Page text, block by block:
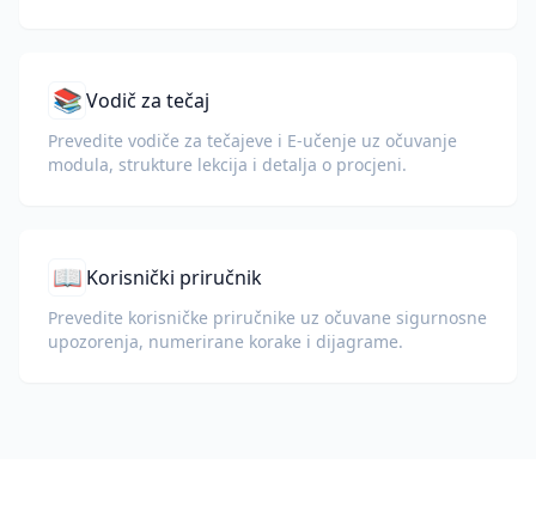
📚Vodič za tečaj
Prevedite vodiče za tečajeve i E-učenje uz očuvanje
modula, strukture lekcija i detalja o procjeni.
📖 Korisnički priručnik
Prevedite korisničke priručnike uz očuvane sigurnosne
upozorenja, numerirane korake i dijagrame.